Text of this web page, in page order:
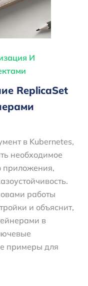
И
ReplicaSet
в Kubernetes,
необходимое
приложения,
работы
и объяснит,
в
примеры для